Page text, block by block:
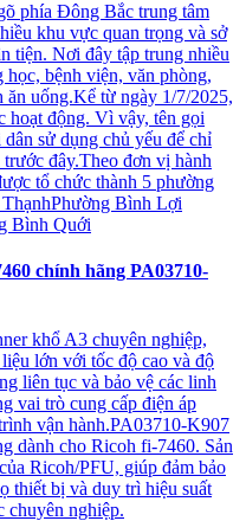
phía Đông Bắc trung tâm
khu vực quan trọng và sở
tiện. Nơi đây tập trung nhiều
bệnh viện, văn phòng,
ăn uống.Kể từ ngày 1/7/2025,
hoạt động. Vì vậy, tên gọi
sử dụng chủ yếu để chỉ
đây.Theo đơn vị hành
tổ chức thành 5 phường
Bình Lợi
Bình Quới
chính hãng PA03710-
khổ A3 chuyên nghiệp,
lớn với tốc độ cao và độ
liên tục và bảo vệ các linh
vai trò cung cấp điện áp
vận hành.PA03710-K907
dành cho Ricoh fi-7460. Sản
Ricoh/PFU, giúp đảm bảo
thiết bị và duy trì hiệu suất
chuyên nghiệp.